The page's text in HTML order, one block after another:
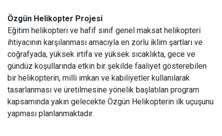
Özgün Helikopter Projesi
Eğitim helikopteri ve hafif sınıf genel maksat helikopteri
ihtiyacının karşılanması amacıyla en zorlu iklim şartları ve
coğrafyada, yüksek irtifa ve yüksek sıcaklıkta, gece ve
gündüz koşullarında etkin bir şekilde faaliyet gösterebilen
bir helikopterin, milli imkan ve kabiliyetler kullanılarak
tasarlanması ve üretilmesine yönelik başlatılan program
kapsamında yakın gelecekte Özgün Helikopterin ilk uçuşunu
yapması planlanmaktadır.